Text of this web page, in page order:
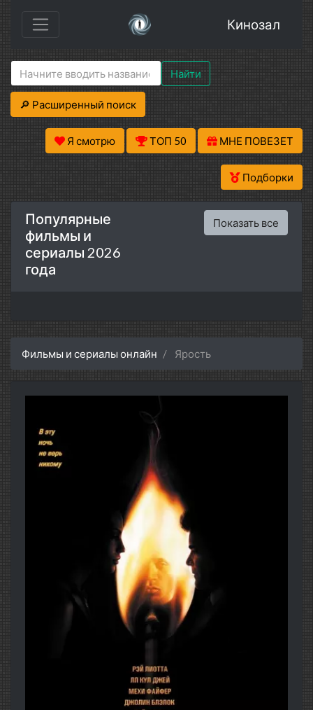
Кинозал
Найти
🔎 Расширенный поиск
Я смотрю ТОП 50 МНЕ ПОВЕЗЕТ
Подборки
Популярные
фильмы и
сериалы 2026
года
Показать все
Фильмы и сериалы онлайн Ярость